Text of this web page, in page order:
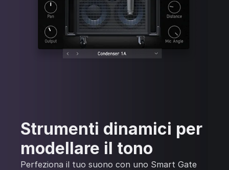
Strumenti dinamici per
modellare il tono
Perfeziona il tuo suono con uno Smart Gate